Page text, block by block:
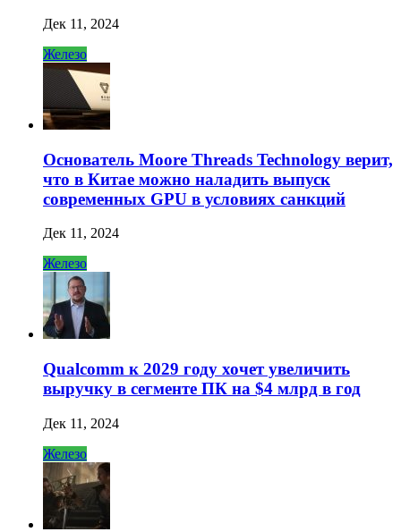
Дек 11, 2024
Железо
Основатель Moore Threads Technology верит,
что в Китае можно наладить выпуск
современных GPU в условиях санкций
Дек 11, 2024
Железо
Qualcomm к 2029 году хочет увеличить
выручку в сегменте ПК на $4 млрд в год
Дек 11, 2024
Железо